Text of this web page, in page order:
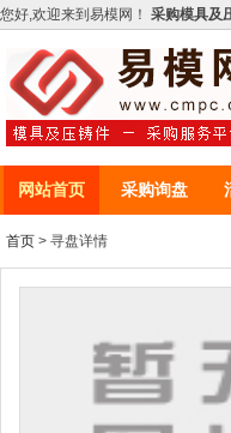
您好,欢迎来到易模网！ 采购模具及
网站首页 采购询盘
首页 > 寻盘详情